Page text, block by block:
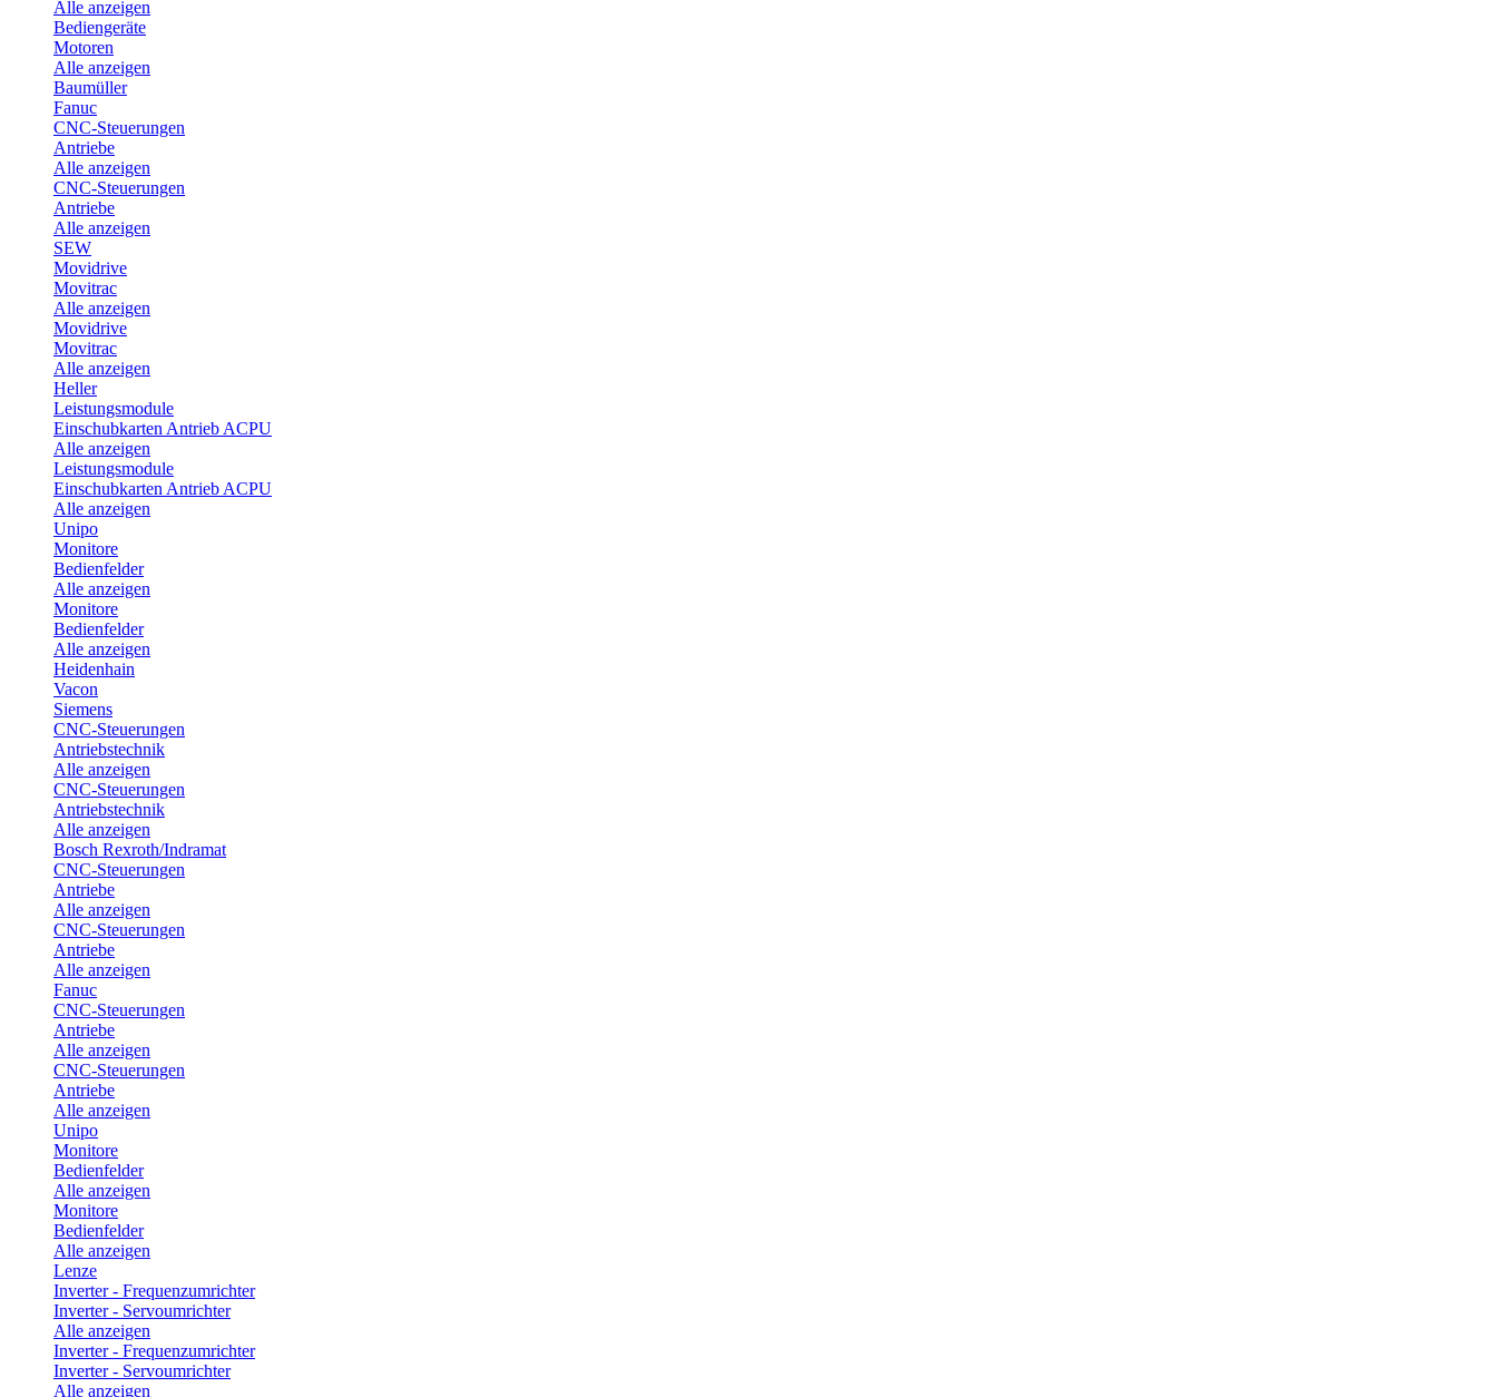
Alle anzeigen
Bediengeräte
Motoren
Alle anzeigen
Baumüller
Fanuc
CNC-Steuerungen
Antriebe
Alle anzeigen
CNC-Steuerungen
Antriebe
Alle anzeigen
SEW
Movidrive
Movitrac
Alle anzeigen
Movidrive
Movitrac
Alle anzeigen
Heller
Leistungsmodule
Einschubkarten Antrieb ACPU
Alle anzeigen
Leistungsmodule
Einschubkarten Antrieb ACPU
Alle anzeigen
Unipo
Monitore
Bedienfelder
Alle anzeigen
Monitore
Bedienfelder
Alle anzeigen
Heidenhain
Vacon
Siemens
CNC-Steuerungen
Antriebstechnik
Alle anzeigen
CNC-Steuerungen
Antriebstechnik
Alle anzeigen
Bosch Rexroth/Indramat
CNC-Steuerungen
Antriebe
Alle anzeigen
CNC-Steuerungen
Antriebe
Alle anzeigen
Fanuc
CNC-Steuerungen
Antriebe
Alle anzeigen
CNC-Steuerungen
Antriebe
Alle anzeigen
Unipo
Monitore
Bedienfelder
Alle anzeigen
Monitore
Bedienfelder
Alle anzeigen
Lenze
Inverter - Frequenzumrichter
Inverter - Servoumrichter
Alle anzeigen
Inverter - Frequenzumrichter
Inverter - Servoumrichter
Alle anzeigen